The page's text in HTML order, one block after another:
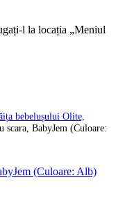
l la locația „Meniul
bebelușului Olite,
scara, BabyJem (Culoare:
(Culoare: Alb)